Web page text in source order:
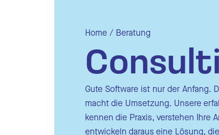
E
Home / Beratung
Gute Software ist nur der Anfang.
macht die Umsetzung. Unsere
kennen die Praxis, verstehen Ihre
entwickeln daraus eine Lösung,